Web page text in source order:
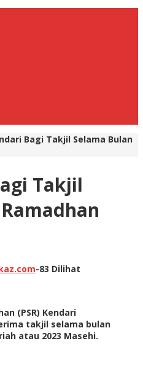
Bagi Takjil Selama Bulan
Takjil
-83 Dilihat
(PSR) Kendari
takjil selama bulan
atau 2023 Masehi.